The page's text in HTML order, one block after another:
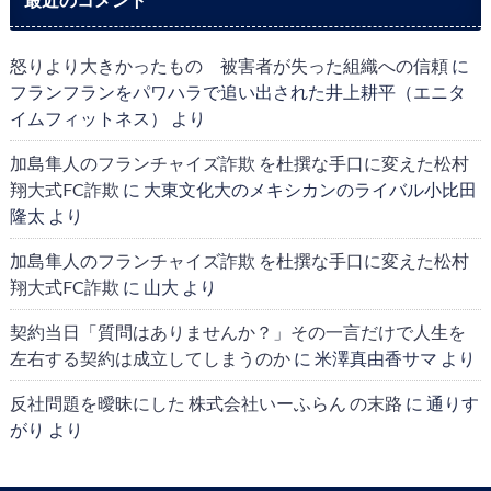
怒りより大きかったもの 被害者が失った組織への信頼に
フランフランをパワハラで追い出された井上耕平（エニタ
イムフィットネス）
より
加島隼人のフランチャイズ詐欺 を杜撰な手口に変えた松村
翔大式FC詐欺 に 大東文化大のメキシカンのライバル小比田
隆太 より
加島隼人のフランチャイズ詐欺 を杜撰な手口に変えた松村
翔大式FC詐欺 に 山大 より
契約当日「質問はありませんか？」その一言だけで人生を
左右する契約は成立してしまうのかに 米澤真由香サマ より
反社問題を曖昧にした 株式会社いーふらん の末路 に 通りす
がり より